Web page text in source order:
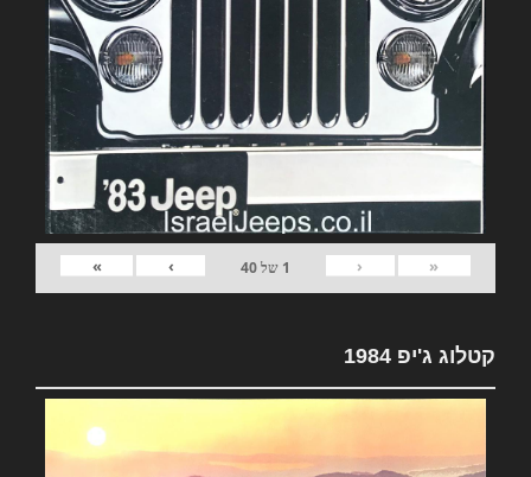
«
‹
1 של40
›
»
קטלוג ג'יפ 1984